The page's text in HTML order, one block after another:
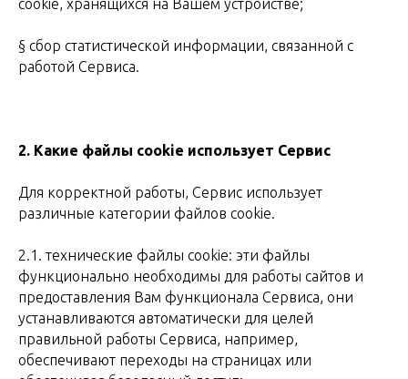
§ сбор статистической информации, связанной с
работой Сервиса.
2. Какие файлы cookie использует Сервис
Для корректной работы, Сервис использует
различные категории файлов cookie.
2.1. технические файлы cookie: эти файлы
функционально необходимы для работы сайтов и
предоставления Вам функционала Сервиса, они
устанавливаются автоматически для целей
правильной работы Сервиса, например,
обеспечивают переходы на страницах или